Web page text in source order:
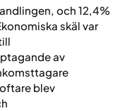
och 12,4%
skäl var
av
blev